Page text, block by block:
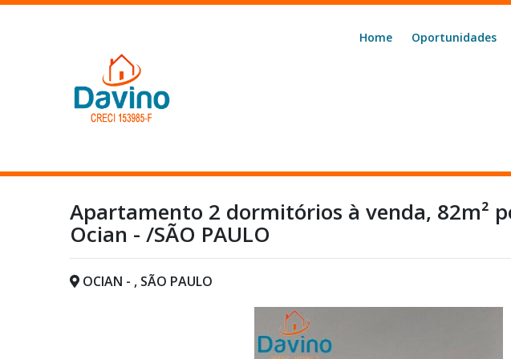
Home Oportunidades
Apartamento 2 dormitórios à venda, 82m²
Ocian - /SÃO PAULO
OCIAN - , SÃO PAULO